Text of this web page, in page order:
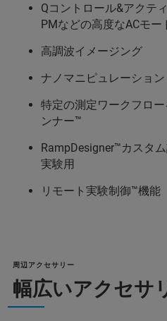
Qコントロール&アクテ
PMなどの高度なACモー
高調波イメージング
ナノマニピュレーション
特定の測定ワークフロ
ンナー™
RampDesigner™カスタ
実験用
リモート実験制御™機能
周辺アクセサリー
幅広いアクセサ